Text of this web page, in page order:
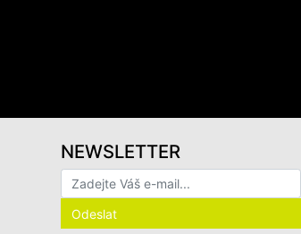
NEWSLETTER